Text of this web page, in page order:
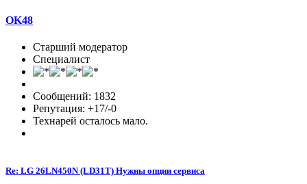
OK48
Старший модератор
Специалист
Сообщений: 1832
Репутация: +17/-0
Технарей осталось мало.
Re: LG 26LN450N (LD31T) Нужны опции сервиса